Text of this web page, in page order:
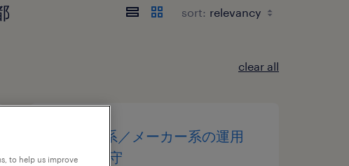
sort:
clear all
it・web系／メーカー系の運用
管理・保守
to help us improve